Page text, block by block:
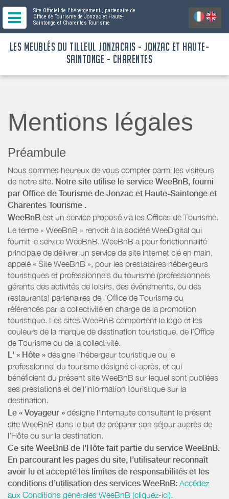
Site Officiel de l'hébergement , partenaire de
Office de Tourisme de Jonzac et Haute-
Saintonge et Charentes Tourisme
LES MEUBLÉS DU TILLEUL JONZACAIS - JONZAC ET HAUTE-
SAINTONGE - CHARENTES
Mentions légales
Préambule
Nous sommes heureux de vous compter parmi les visiteurs
de notre site. Notre site utilise le service WeeBnB, fourni
par Office de Tourisme de Jonzac et Haute-Saintonge et
Charentes Tourisme .
WeeBnB est un service proposé via les Offices de Tourisme.
Le terme « WeeBnB » renvoit à la société WeeDigital qui
fournit le service WeeBnB. WeeBnB a pour fonctionnalité
principale de délivrer un service de site internet clé en main,
appelé « Site WeeBnB », pour les prestataires hébergeurs
touristiques et professionnels du tourisme (professionnels
gérants des activités de loisirs, des événements, ou des
restaurants) partenaires de l’Office de Tourisme ou
référencés par la collectivité en charge de la promotion
touristique. Les sites WeeBnB comportent le logo et les
couleurs de la marque de destination touristique, de l’Office
de Tourisme ou de la collectivité.
L' « Hôte » désigne l'hébergeur touristique ou le
professionnel du tourisme désigné ci-après, et qui
bénéficient du présent site WeeBnB sur lequel sont publiées
ses prestations et de l'information touristique sur la
destination.
Le « Voyageur » désigne l'internaute consultant le présent
site WeeBnB dans le but de préparer son séjour auprès de
l'Hôte ou sur la destination.
Ce site WeeBnB de l'Hôte fait partie du service WeeBnB.
En parcourant les pages du site, l’utilisateur reconnaît
avoir lu et accepté les limites de responsabilités et les
conditions d’utilisation des services WeeBnB: Accédez
aux Conditions générales WeeBnB (cliquez-ici).